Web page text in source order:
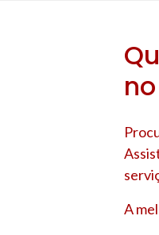
no
A